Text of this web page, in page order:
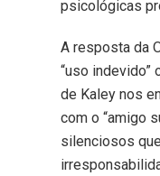
psicológicas
A resposta da
“uso indevido”
de Kaley nos
com o “amigo
silenciosos